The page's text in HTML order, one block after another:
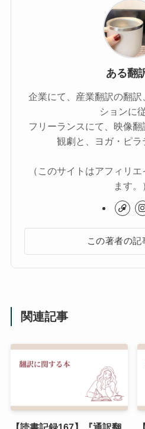
ある翻
企業にて、産業翻訳の翻訳
ションに
フリーランスにて、映像翻
観劇と、ヨガ・ピラ
（このサイトはアフィリ
ます。
この著者の記
関連記事